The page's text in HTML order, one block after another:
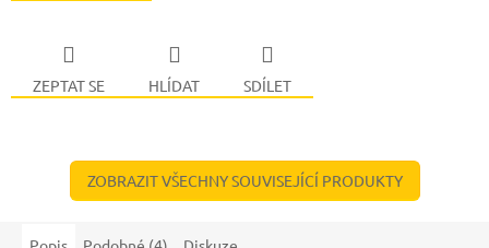
ZEPTAT SE HLÍDAT SDÍLET
ZOBRAZIT VŠECHNY SOUVISEJÍCÍ PRODUKTY